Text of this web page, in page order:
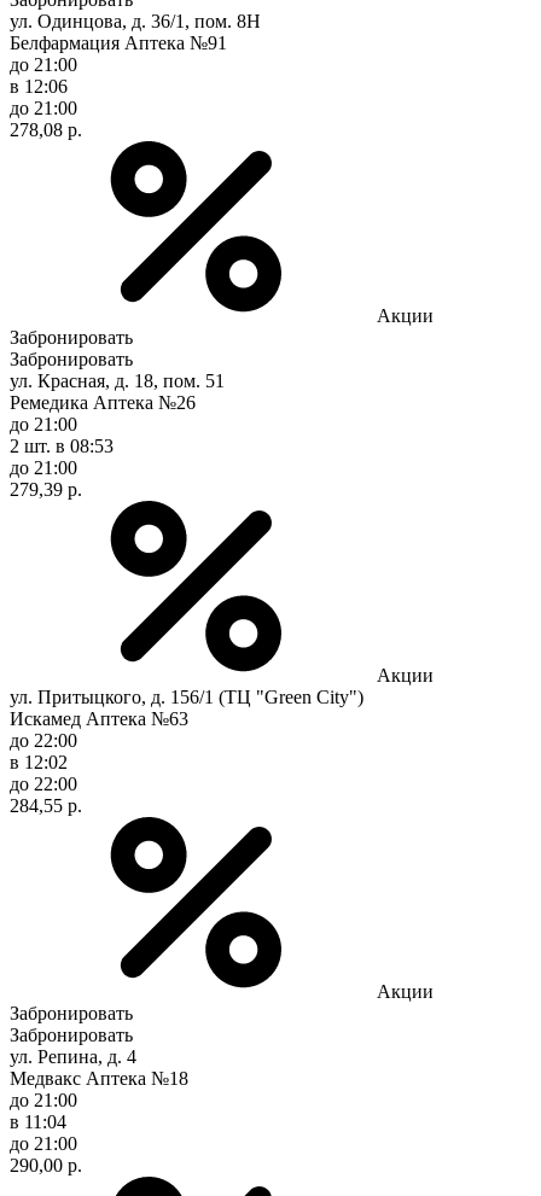
ул. Одинцова, д. 36/1, пом. 8Н
Белфармация Аптека №91
до 21:00
в 12:06
до 21:00
278,08 р.
Акции
Забронировать
Забронировать
ул. Красная, д. 18, пом. 51
Ремедика Аптека №26
до 21:00
2 шт. в 08:53
до 21:00
279,39 р.
Акции
ул. Притыцкого, д. 156/1 (ТЦ "Green City")
Искамед Аптека №63
до 22:00
в 12:02
до 22:00
284,55 р.
Акции
Забронировать
Забронировать
ул. Репина, д. 4
Медвакс Аптека №18
до 21:00
в 11:04
до 21:00
290,00 р.